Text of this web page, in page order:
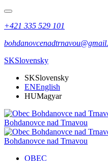
+421 335 529 101
SKSlovensky
SKSlovensky
ENEnglish
HUMagyar
Bohdanovce nad Trnavou
Bohdanovce nad Trnavou
OBEC